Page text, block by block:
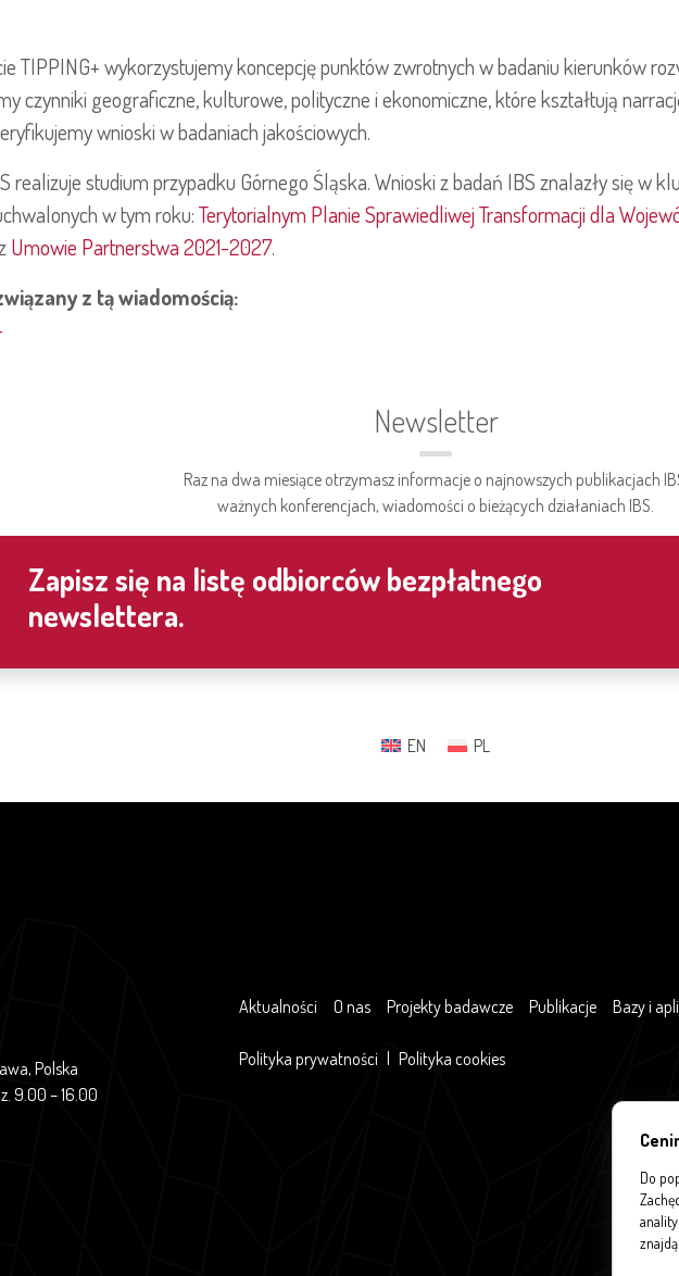
TIPPING+ wykorzystujemy koncepcję punktów zwrotnych w badaniu kierunków
czynniki geograficzne, kulturowe, polityczne i ekonomiczne, które kształtują
wnioski w badaniach jakościowych.
realizuje studium przypadku Górnego Śląska. Wnioski z badań IBS znalazły się w
w tym roku:Terytorialnym Planie Sprawiedliwej Transformacji dla
Umowie Partnerstwa 2021-2027.
z tą wiadomością:
Newsletter
Raz na dwa miesiące otrzymasz informacje o najnowszych publikacjach
ważnych konferencjach, wiadomości o bieżących działaniach IBS.
Zapisz się na listę odbiorców bezpłatnego
newslettera.
Do
EN PL
Polska
9.00 – 16.00
Aktualności O nas Projekty badawcze Publikacje Bazy i
Polityka prywatności | Polityka cookies